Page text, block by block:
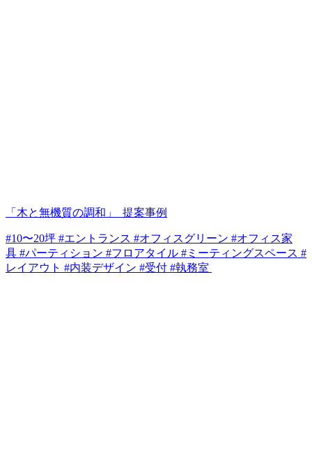
「木と無機質の調和」_提案事例
#10〜20坪 #エントランス #オフィスグリーン #オフィス家
具 #パーティション #フロアタイル #ミーティングスペース #
レイアウト #内装デザイン #受付 #執務室